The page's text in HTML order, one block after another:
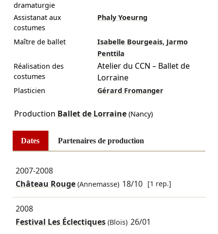
dramaturgie
Assistanat aux
costumes
Phaly Yoeurng
Maître de ballet Isabelle Bourgeais, Jarmo
Penttila
Réalisation des
costumes
Atelier du CCN – Ballet de
Lorraine
Plasticien Gérard Fromanger
Production Ballet de Lorraine(Nancy)
Dates Partenaires de production
2007-2008
Château Rouge(Annemasse) 18/10 [1 rep.]
2008
Festival Les Éclectiques(Blois) 26/01